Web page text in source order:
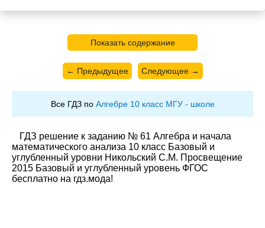
Показать содержание
← Предыдущее Следующее →
Все ГДЗ по Алгебре 10 класс МГУ - школе
ГДЗ решение к заданию № 61 Алгебра и начала
математического анализа 10 класс Базовый и
углубленный уровни Никольский С.М. Просвещение
2015 Базовый и углубленный уровень ФГОС
бесплатно на гдз.мода!